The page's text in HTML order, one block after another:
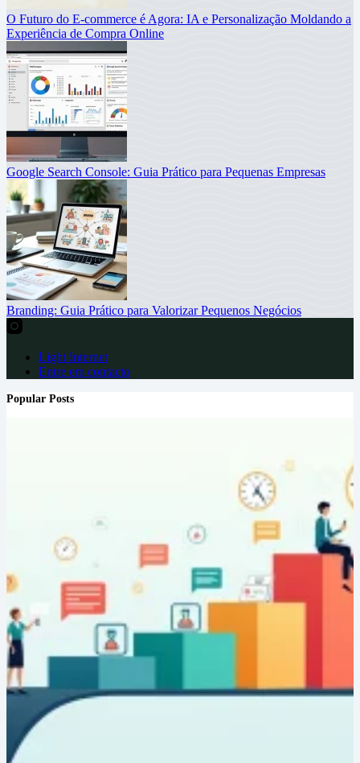
O Futuro do E-commerce é Agora: IA e Personalização Moldando a
Experiência de Compra Online
Google Search Console: Guia Prático para Pequenas Empresas
Branding: Guia Prático para Valorizar Pequenos Negócios
Light Internet
Entre em contacto
Popular Posts